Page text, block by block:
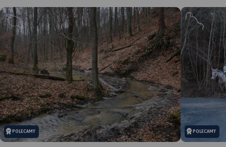
MAPA TURYSTYCZNA W
APLIKACJI TRASEO
Mapa krajoznawcza
województwa lubuskiego z
wyszczególnionymi
atrakcjami turystycznymi. Na
mapie umieszczono grafiki
atrakcji turystycznych.
POLECAMY POLECAMY